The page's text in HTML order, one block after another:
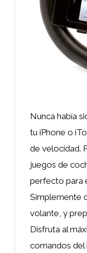
Nunca había
tu iPhone o
de velocidad.
juegos de
perfecto para
Simplemente
volante, y
Disfruta al
comandos del